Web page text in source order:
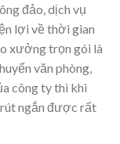
đảo, dịch vụ
lợi về thời gian
xưởng trọn gói là
văn phòng,
công ty thì khi
rút ngắn được rất